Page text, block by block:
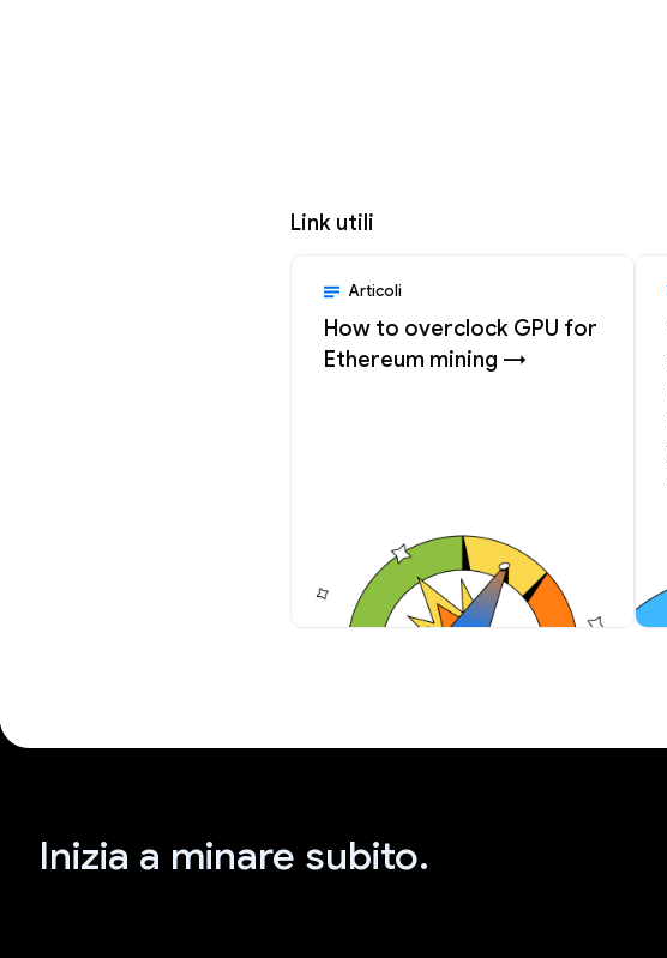
Link utili
Articoli
How to overclock GPU for
Ethereum mining →
Inizia a minare subito.